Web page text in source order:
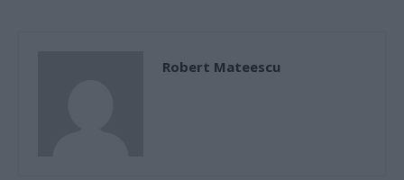
Robert Mateescu